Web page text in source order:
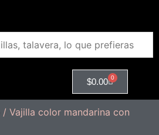
$0.00 0
/ Vajilla color mandarina con